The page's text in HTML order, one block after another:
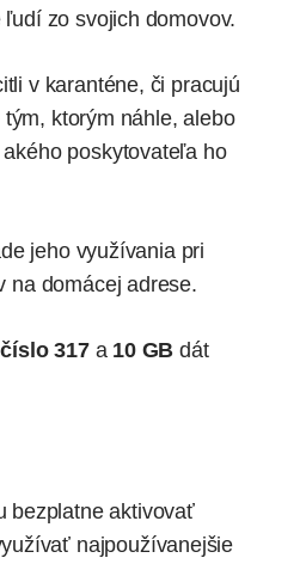
zo svojich domovov.
v karanténe, či pracujú
ktorým náhle, alebo
poskytovateľa ho
jeho využívania pri
na domácej adrese.
317a 10 GB dát
bezplatne aktivovať
najpoužívanejšie